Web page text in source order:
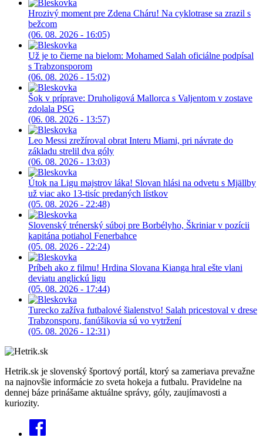
Hrozivý moment pre Zdena Cháru! Na cyklotrase sa zrazil s
bežcom
(06. 08. 2026 - 16:05)
Už je to čierne na bielom: Mohamed Salah oficiálne podpísal
s Trabzonsporom
(06. 08. 2026 - 15:02)
Šok v príprave: Druholigová Mallorca s Valjentom v zostave
zdolala PSG
(06. 08. 2026 - 13:57)
Leo Messi zrežíroval obrat Interu Miami, pri návrate do
základu strelil dva góly
(06. 08. 2026 - 13:03)
Útok na Ligu majstrov láka! Slovan hlási na odvetu s Mjällby
už viac ako 13-tisíc predaných lístkov
(05. 08. 2026 - 22:48)
Slovenský trénerský súboj pre Borbélyho, Škriniar v pozícii
kapitána potiahol Fenerbahce
(05. 08. 2026 - 22:24)
Príbeh ako z filmu! Hrdina Slovana Kianga hral ešte vlani
deviatu anglickú ligu
(05. 08. 2026 - 17:44)
Turecko zažíva futbalové šialenstvo! Salah pricestoval v drese
Trabzonsporu, fanúšikovia sú vo vytržení
(05. 08. 2026 - 12:31)
Hetrik.sk je slovenský športový portál, ktorý sa zameriava prevažne
na najnovšie informácie zo sveta hokeja a futbalu. Pravidelne na
dennej báze prinášame aktuálne správy, góly, zaujímavosti a
kuriozity.